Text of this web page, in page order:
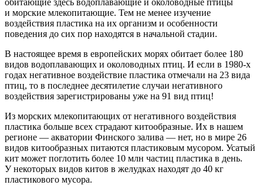
и морские млекопитающие. Тем не менее изучение
воздействия пластика на их организм и особенности
поведения до сих пор находятся в начальной стадии.
В настоящее время в европейских морях обитает более 180
видов водоплавающих и околоводных птиц. И если в 1980-х
годах негативное воздействие пластика отмечали на 23 вида
птиц, то в последнее десятилетие случаи негативного
воздействия зарегистрированы уже на 91 вид птиц!
Из морских млекопитающих от негативного воздействия
пластика больше всех страдают китообразные. Их в нашем
регионе — акватории Финского залива — нет, но в мире 26
видов китообразных питаются пластиковым мусором. Усатый
кит может поглотить более 10 млн частиц пластика в день.
У некоторых видов китов в желудках находят до 40 кг
пластикового мусора.